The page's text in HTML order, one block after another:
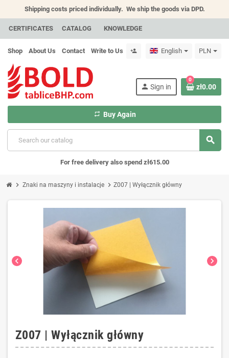
Shipping costs priced individually. We ship the goods via DPD.
CERTIFICATES CATALOG KNOWLEDGE
Shop About Us Contact Write to Us person_add English PLN
search
person Sign in
repeat Buy Again
0
zł0.00
For free delivery also spend zł615.00
chevron_right Znaki na maszyny i instalacje chevron_right Z007 | Wyłącznik główny
chevron_left chevron_right
Z007 | Wyłącznik główny